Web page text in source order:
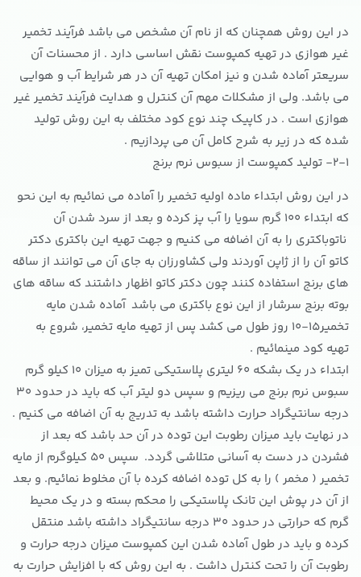
در این روش همچنان که از نام آن مشخص می باشد فرآیند تخمیر
غیر هوازی در تهیه کمپوست نقش اساسی دارد . از محسنات آن
سریعتر آماده شدن و نیز امکان تهیه آن در هر شرایط آب و هوایی
می باشد. ولی از مشکلات مهم آن کنترل و هدایت فرآیند تخمیر غیر
هوازی است . در کاپیک چند نوع کود مختلف به این روش تولید
شده که در زیر به شرح کامل آن می پردازیم .
2-1- تولید کمپوست از سبوس نرم برنج
در این روش ابتداء ماده اولیه تخمیر را آماده می نمائیم به این نحو
که ابتداء 100 گرم سویا را آب پز کرده و بعد از سرد شدن آن
ناتوباکتری را به آن اضافه می کنیم و جهت تهیه این باکتری دکتر
کاتو آن را از ژاپن آوردند ولی کشاورزان به جای آن می توانند از ساقه
های برنج استفاده کنند چون دکتر کاتو اظهار داشتند که ساقه های
بوته برنج سرشار از این نوع باکتری می باشد آماده شدن مایه
تخمیر15-10 روز طول می کشد پس از تهیه مایه تخمیر، شروع به
تهیه کود مینمائیم .
ابتداء در یک بشکه 60 لیتری پلاستیکی تمیز به میزان 10 کیلو گرم
سبوس نرم برنج می ریزیم و سپس دو لیتر آب که باید در حدود 30
درجه سانتیگراد حرارت داشته باشد به تدریج به آن اضافه می کنیم .
در نهایت باید میزان رطوبت این توده در آن حد باشد که بعد از
فشردن در دست به آسانی متلاشی گردد. سپس 50 کیلوگرم از مایه
تخمیر ( مخمر ) را به کل توده اضافه کرده با آن مخلوط نمائیم. و بعد
از آن در پوش این تانک پلاستیکی را محکم بسته و در یک محیط
گرم که حرارتی در حدود 30 درجه سانتیگراد داشته باشد منتقل
کرده و باید در طول آماده شدن این کمپوست میزان درجه حرارت و
رطوبت آن را تحت کنترل داشت . به این روش که با افزایش حرارت به